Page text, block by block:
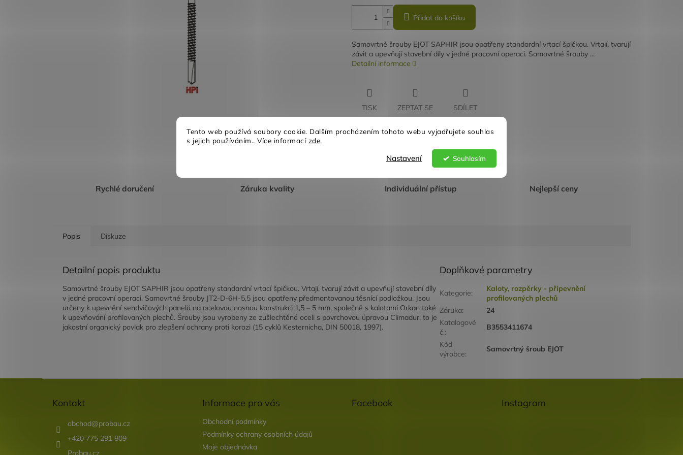
Tento web používá soubory cookie. Dalším procházením tohoto webu vyjadřujete souhlas
s jejich používáním.. Více informací zde.
Souhlasím
Nastavení
Přidat do košíku
Samovrtné šrouby EJOT SAPHIR jsou opatřeny standardní vrtací špičkou. Vrtají, tvarují
závit a upevňují stavební díly v jedné pracovní operaci. Samovrtné šrouby ...
Detailní informace
TISK ZEPTAT SE SDÍLET
Rychlé doručení Záruka kvality Individuální přístup Nejlepší ceny
Popis Diskuze
Detailní popis produktu
Samovrtné šrouby EJOT SAPHIR jsou opatřeny standardní vrtací špičkou. Vrtají, tvarují závit a upevňují stavební díly
v jedné pracovní operaci. Samovrtné šrouby JT2-D-6H-5,5 jsou opatřeny předmontovanou těsnící podložkou. Jsou
určeny k upevnění sendvičových panelů na ocelovou nosnou konstrukci 1,5 – 5 mm, společně s kalotami Orkan také
k upevňování profilovaných plechů. Šrouby jsou vyrobeny ze zušlechtěné oceli s povrchovou úpravou Climadur, to je
jakostní organický povlak pro zlepšení ochrany proti korozi (15 cyklů Kesternicha, DIN 50018, 1997).
Doplňkové parametry
Kategorie:
Kaloty, rozpěrky - připevnění
profilovaných plechů
Záruka:
24
Katalogové
č.:
B3553411674
Kód
výrobce:
Samovrtný šroub EJOT
Kontakt
obchod@probau.cz
+420 775 291 809
Probau.cz
Informace pro vás
Obchodní podmínky
Podmínky ochrany osobních údajů
Moje objednávka
Facebook Instagram